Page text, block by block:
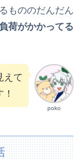
もののだんだん
荷がかかってる
poko
えて